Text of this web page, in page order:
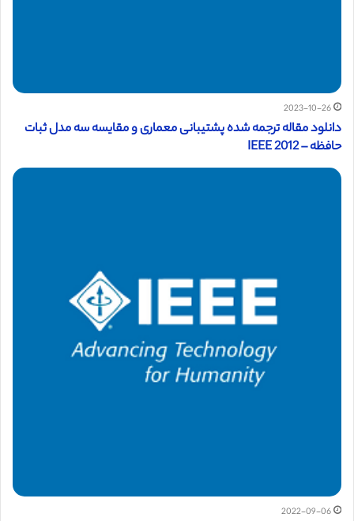
2023-10-26
دانلود مقاله ترجمه شده پشتیبانی معماری و مقایسه سه مدل ثبات
حافظه – IEEE 2012
2022-09-06